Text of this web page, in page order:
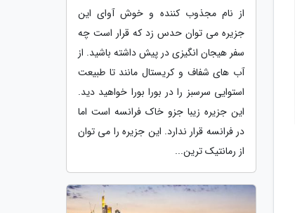
از نام مجذوب کننده و خوش آوای این
جزیره می توان حدس زد که قرار است چه
سفر هیجان انگیزی در پیش داشته باشید. از
آب های شفاف و کریستال مانند تا طبیعت
استوایی سرسبز را در بورا بورا خواهید دید.
این جزیره زیبا جزو خاک فرانسه است اما
در فرانسه قرار ندارد. این جزیره را می توان
از رمانتیک ترین...